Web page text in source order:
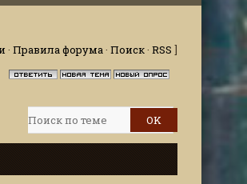
· Правила форума· Поиск· RSS ]